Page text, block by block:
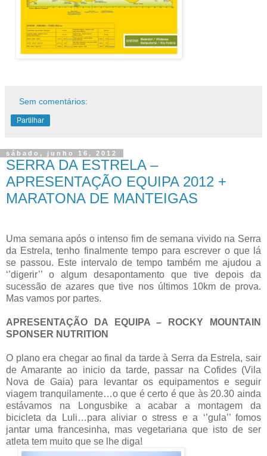
Sem comentários:
Partilhar
sábado, junho 16, 2012
SERRA DA ESTRELA –
APRESENTAÇÃO EQUIPA 2012 +
MARATONA DE MANTEIGAS
Uma semana após o intenso fim de semana vivido na Serra
da Estrela, tenho finalmente tempo para escrever o que lá
se passou. Este intervalo de tempo também me ajudou a
‘’digerir’’ o algum desapontamento que tive depois da
sucessão de azares que tive nos últimos 10km de prova.
Mas vamos por partes.
APRESENTAÇÃO DA EQUIPA – ROCKY MOUNTAIN
SPONSER NUTRITION
O plano era chegar ao final da tarde à Serra da Estrela, sair
de Amarante ao inicio da tarde, passar na Cofides (Vila
Nova de Gaia) para levantar os equipamentos e seguir
viagem tranquilamente…o que é certo é que às 20.30 ainda
estávamos na Longusbike a acabar a montagem da
bicicleta da Luli…para aliviar o stress e a ‘’gula’’ fomos
jantar uma francesinha, mas vegetariana que isto de ser
atleta tem muito que se lhe diga!